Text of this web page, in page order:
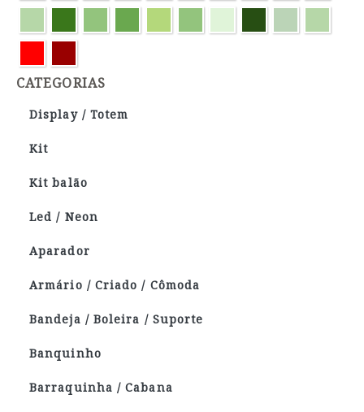
CATEGORIAS
Display / Totem
Kit
Kit balão
Led / Neon
Aparador
Armário / Criado / Cômoda
Bandeja / Boleira / Suporte
Banquinho
Barraquinha / Cabana